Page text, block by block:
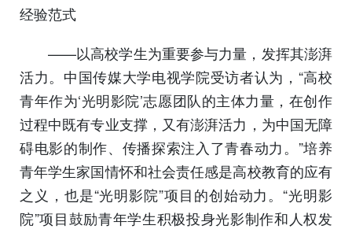
经验范式
——以高校学生为重要参与力量，发挥其澎湃
活力。中国传媒大学电视学院受访者认为，“高校
青年作为‘光明影院’志愿团队的主体力量，在创作
过程中既有专业支撑，又有澎湃活力，为中国无障
碍电影的制作、传播探索注入了青春动力。”培养
青年学生家国情怀和社会责任感是高校教育的应有
之义，也是“光明影院”项目的创始动力。“光明影
院”项目鼓励青年学生积极投身光影制作和人权发